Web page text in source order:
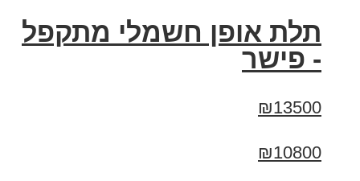
תלת אופן חשמלי מתקפל
- פישר
₪13500
₪10800